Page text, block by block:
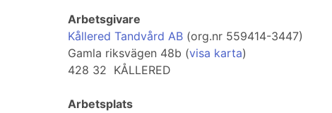
Arbetsgivare
Kållered Tandvård AB (org.nr 559414-3447)
Gamla riksvägen 48b (visa karta)
428 32 KÅLLERED
Arbetsplats